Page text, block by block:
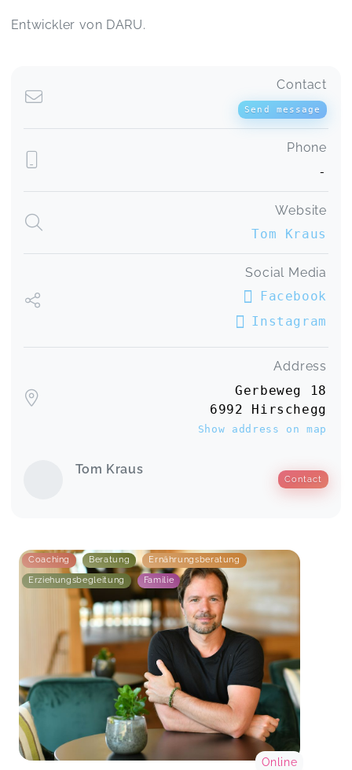
Entwickler von DARU.
Contact
Send message
Phone
-
Website
Tom Kraus
Social Media
Facebook
Instagram
Address
Gerbeweg 18
6992 Hirschegg
Show address on map
Tom Kraus
Contact
Coaching Beratung Ernährungsberatung
Erziehungsbegleitung Familie
Online